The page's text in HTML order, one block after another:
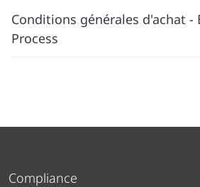
Conditions générales d'achat -
Process
Compliance